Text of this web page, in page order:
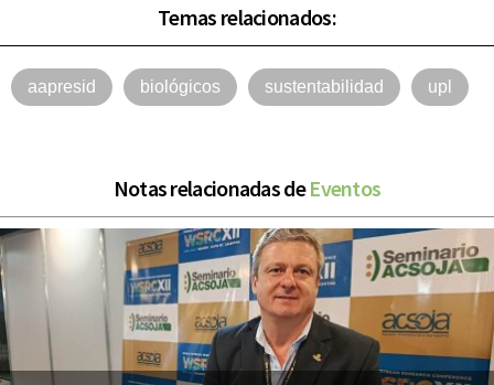
Temas relacionados:
aapresid biológicos sustentabilidad upl
Notas relacionadas deEventos